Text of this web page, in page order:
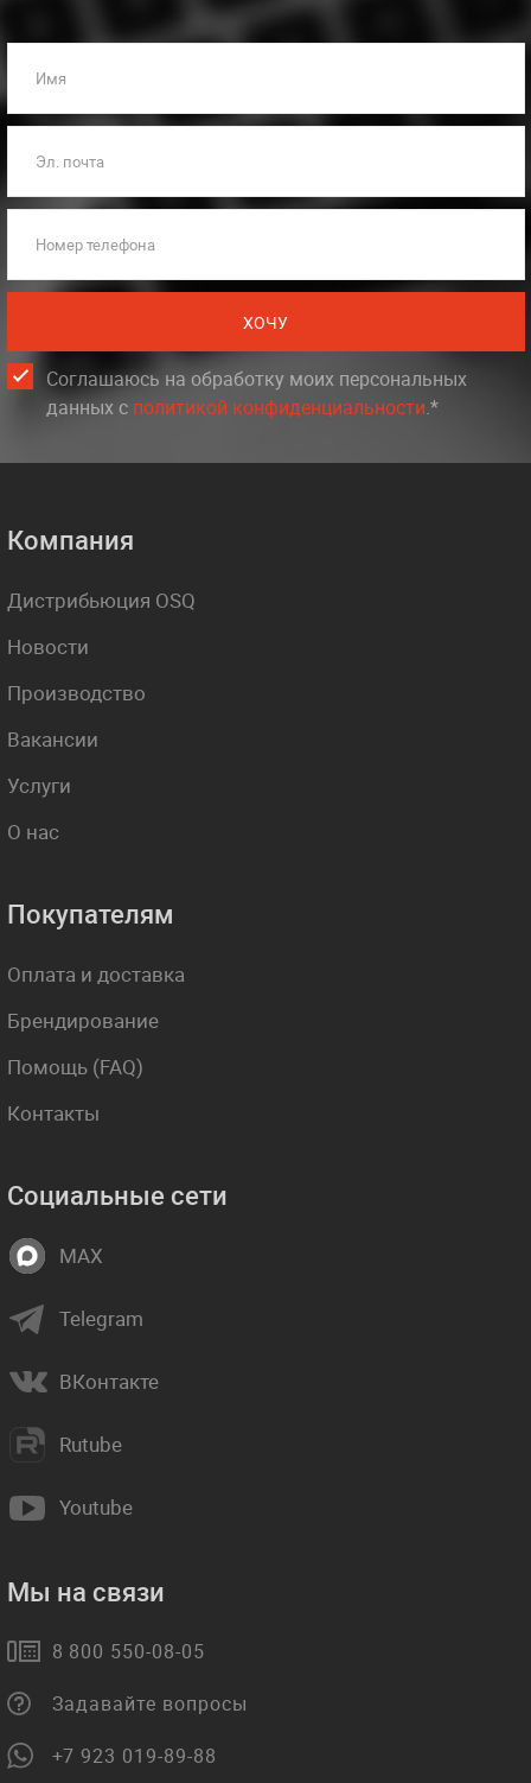
Имя
Эл. почта
Номер телефона
ХОЧУ
Соглашаюсь на обработку моих персональных
данных c политикой конфиденциальности.*
Компания
Дистрибьюция OSQ
Новости
Производство
Вакансии
Услуги
О нас
Покупателям
Оплата и доставка
Брендирование
Помощь (FAQ)
Контакты
Социальные сети
MAX
Telegram
ВКонтакте
Rutube
Youtube
Мы на связи
8 800 550-08-05
Задавайте вопросы
+7 923 019-89-88